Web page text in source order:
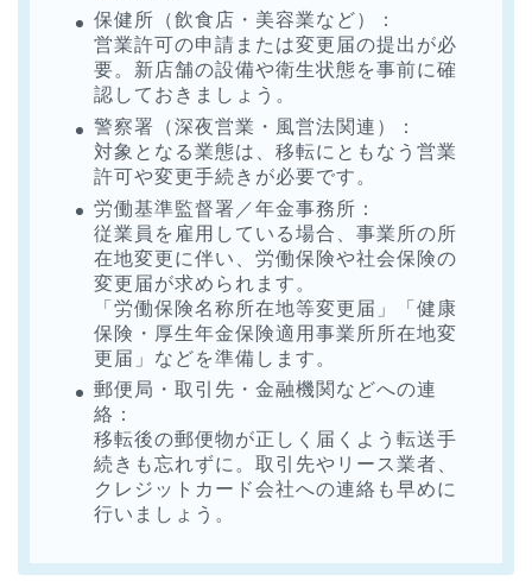
保健所（飲食店・美容業など）：
営業許可の申請または変更届の提出が必
要。新店舗の設備や衛生状態を事前に確
認しておきましょう。
警察署（深夜営業・風営法関連）：
対象となる業態は、移転にともなう営業
許可や変更手続きが必要です。
労働基準監督署／年金事務所：
従業員を雇用している場合、事業所の所
在地変更に伴い、労働保険や社会保険の
変更届が求められます。
「労働保険名称所在地等変更届」「健康
保険・厚生年金保険適用事業所所在地変
更届」などを準備します。
郵便局・取引先・金融機関などへの連
絡：
移転後の郵便物が正しく届くよう転送手
続きも忘れずに。取引先やリース業者、
クレジットカード会社への連絡も早めに
行いましょう。